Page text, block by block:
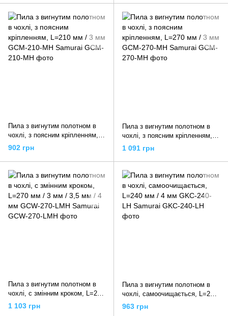
Пила з вигнутим полотном в
чохлі, з поясним кріпленням,
L=210 мм / 3 мм GCM-210-MH
Samurai
902 грн
Пила з вигнутим полотном в
чохлі, з поясним кріпленням,
L=270 мм / 3 мм GCM-270-MH
Samurai
1 091 грн
Пила з вигнутим полотном в
чохлі, c змінним кроком, L=270
мм / 3 мм / 3,5 мм / 4 мм GCW-
270-LMH Samurai
1 103 грн
Пила з вигнутим полотном в
чохлі, самоочищається, L=240
мм / 4 мм GKC-240-LH Samurai
963 грн